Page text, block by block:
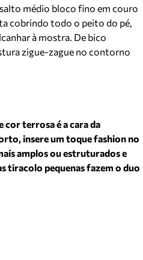
médio bloco fino em couro
cobrindo todo o peito do pé,
à mostra. De bico
zigue-zague no contorno
cor terrosa é a cara da
insere um toque fashion no
amplos ou estruturados e
tiracolo pequenas fazem o duo